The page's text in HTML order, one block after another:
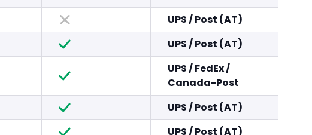
UPS/Post (AT)
UPS/Post (AT)
UPS/FedEx/
Canada-Post
UPS/Post (AT)
UPS/Post (AT)